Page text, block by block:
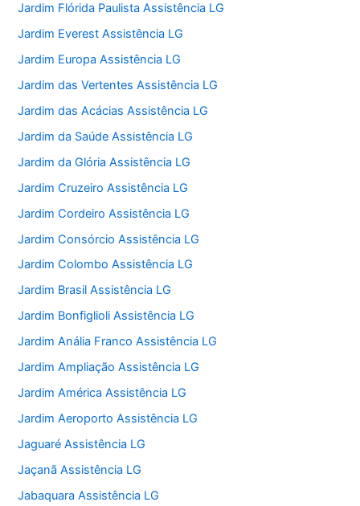
Jardim Flórida Paulista Assistência LG
Jardim Everest Assistência LG
Jardim Europa Assistência LG
Jardim das Vertentes Assistência LG
Jardim das Acácias Assistência LG
Jardim da Saúde Assistência LG
Jardim da Glória Assistência LG
Jardim Cruzeiro Assistência LG
Jardim Cordeiro Assistência LG
Jardim Consórcio Assistência LG
Jardim Colombo Assistência LG
Jardim Brasil Assistência LG
Jardim Bonfiglioli Assistência LG
Jardim Anália Franco Assistência LG
Jardim Ampliação Assistência LG
Jardim América Assistência LG
Jardim Aeroporto Assistência LG
Jaguaré Assistência LG
Jaçanã Assistência LG
Jabaquara Assistência LG